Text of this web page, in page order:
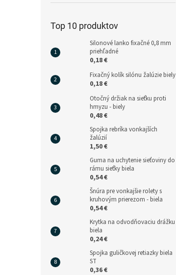
Top 10 produktov
Silonové lanko fixačné 0,8 mm
priehľadné
0,18 €
Fixačný kolík silónu žalúzie biely
0,18 €
Otočný držiak na sieťku proti
hmyzu - biely
0,48 €
Spojka rebríka vonkajších
žalúzií
1,50 €
Guma na uchytenie sieťoviny do
rámu sieťky biela
0,54 €
Šnúra pre vonkajšie rolety s
kruhovým prierezom - biela
0,54 €
Krytka na odvodňovaciu drážku
biela
0,24 €
Spojka guličkovej retiazky biela
ST
0,36 €